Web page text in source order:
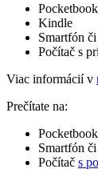
Pocketbook
Kindle
Smartfón
Počítač s
Viac informácií v
Prečítate na:
Pocketbook
Smartfón
Počítač s